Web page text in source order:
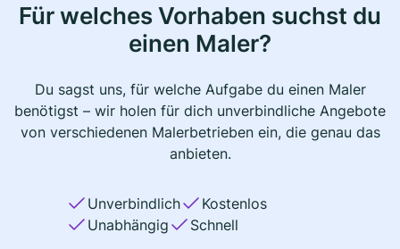
Für welches Vorhaben suchst du
einen Maler?
Du sagst uns, für welche Aufgabe du einen Maler
benötigst – wir holen für dich unverbindliche Angebote
von verschiedenen Malerbetrieben ein, die genau das
anbieten.
Unverbindlich
Kostenlos
Unabhängig
Schnell